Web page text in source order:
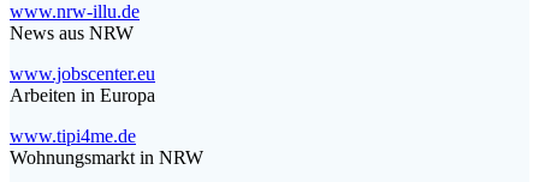
www.nrw-illu.de
News aus NRW
www.jobscenter.eu
Arbeiten in Europa
www.tipi4me.de
Wohnungsmarkt in NRW